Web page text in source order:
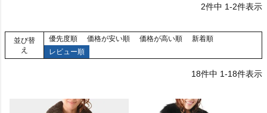
2件中 1-2件表示
並び替
え
優先度順 価格が安い順 価格が高い順
新着順
レビュー順
18件中 1-18件表示